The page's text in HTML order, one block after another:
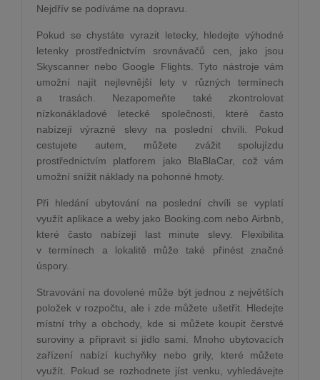
Nejdřív se podíváme na dopravu.
Pokud se chystáte vyrazit letecky, hledejte výhodné
letenky prostřednictvím srovnávačů cen, jako jsou
Skyscanner nebo Google Flights. Tyto nástroje vám
umožní najít nejlevnější lety v různých termínech
a trasách. Nezapomeňte také zkontrolovat
nízkonákladové letecké společnosti, které často
nabízejí výrazné slevy na poslední chvíli. Pokud
cestujete autem, můžete zvážit spolujízdu
prostřednictvím platforem jako BlaBlaCar, což vám
umožní snížit náklady na pohonné hmoty.
Při hledání ubytování na poslední chvíli se vyplatí
využít aplikace a weby jako Booking.com nebo Airbnb,
které často nabízejí last minute slevy. Flexibilita
v termínech a lokalitě může také přinést značné
úspory.
Stravování na dovolené může být jednou z největších
položek v rozpočtu, ale i zde můžete ušetřit. Hledejte
místní trhy a obchody, kde si můžete koupit čerstvé
suroviny a připravit si jídlo sami. Mnoho ubytovacích
zařízení nabízí kuchyňky nebo grily, které můžete
využít. Pokud se rozhodnete jíst venku, vyhledávejte